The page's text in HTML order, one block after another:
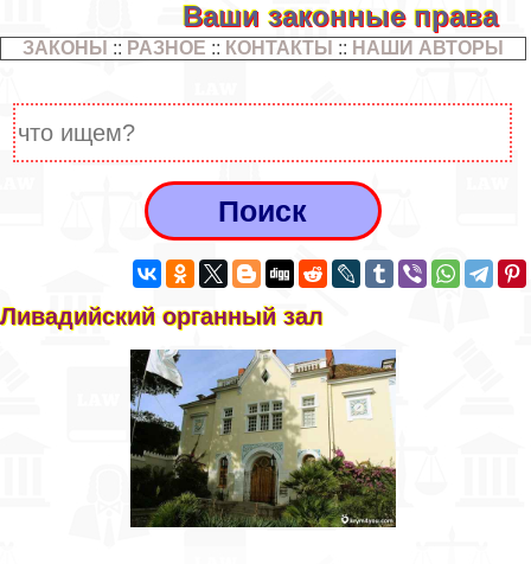
Ваши законные права
ЗАКОНЫ :: РАЗНОЕ :: КОНТАКТЫ :: НАШИ АВТОРЫ
Ливадийский органный зал